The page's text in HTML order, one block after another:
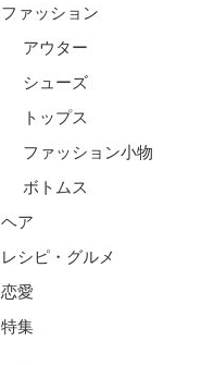
ファッション
アウター
シューズ
トップス
ファッション小物
ボトムス
ヘア
レシピ・グルメ
恋愛
特集